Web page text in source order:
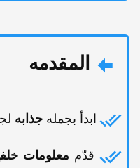
المقدمه
ابدأ بجمله جذابه
قدّم معلومات